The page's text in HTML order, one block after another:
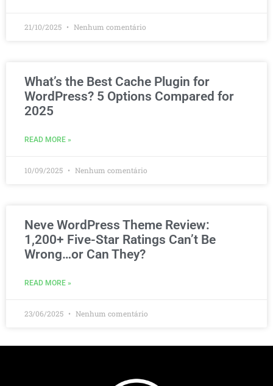
21/10/2025 Nenhum comentário
What’s the Best Cache Plugin for
WordPress? 5 Options Compared for
2025
READ MORE »
10/09/2025 Nenhum comentário
Neve WordPress Theme Review:
1,200+ Five-Star Ratings Can’t Be
Wrong…or Can They?
READ MORE »
23/06/2025 Nenhum comentário